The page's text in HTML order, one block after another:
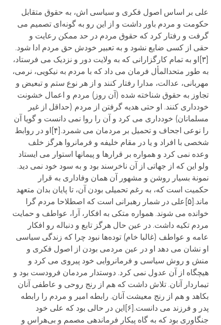
علی بر اساس اصول فکری و سیاسی اش، به حقوق متقابل
حکومت و مردم باور داشت و از این رو به گونه‌ای تصمیم می
گرفت و رفتار کرد که حقوق مردم در حد ممکن رعایت و
حقی از کسی ضایع نشود و به تعبیر خودش حق مردم ادا شود.
[۳]او به تمام کارگزارانی که به ولایت دور و نزدیک می فرستاد،
به طور متحدالمأل فرمان می داد که با مردم به نیکویی، نرمی،
مهربانی، عدالت، مدارا رفتار کنند و از هر نوع ستم و تبعیض و
تجاوز به حقوق شناخته شده (آن روز) مردم و اعمال خشونت
خودداری کنند. او حتی هدیه گرفتن از مردم (حداقل از غیر
مسلمانان) خودداری می کرد و آن را روا نمی دانست و گویا آن
را نوعی اجحاف و تحمیل بر مردمان می شمرد.[۴]او در روابط
شخصی با افراد و یا در مقام خلیفه و فرمانروا هرگز خلف
وعده نمی کرد و همواره بر قرارها و پیمانها استوار می ایستاد
ولو این که از جهاتی از آن ناخرسند بود و به سود خود نمی دید.
نمونة بسیار روشن و مشهور آن همان وفاداری به قرار
حکمیت است که، به رغم تحمیلی بودن آن، تا پایان بدان متعهد
ماند.[۵]علی در شمار رهبرانی است که اصطلاحا مردم گرا
خوانده می شوند. همواره متکی به افکار، آرا، عواطف و حمایت
مردم تکیه داشت. در عین حال هرگز تابع و دنباله رو افکار
عامه و عواطف (غالبا خام) توده‌ها نبود چرا که زندگی سیاسی
او نشان می دهد او در عین مردمی بودن از اصول فکری و
منش و روش سیاسی و فرمانروایی خود پیروی می کرد و
هیچگاه از آن عدول نمی کرد. دوستدار مردمان فرودست بود و
تیماردار آنان. تلاش داشت که هم از رنج روحی و عاطفی آنان
بکاهد و هم از رنج معیشت آنان. رابطه امیر و مردم را رابطه
پدر و فرزند می دانست.[۶]این در حالی بود که علی خود
جنگاوری بود که به گاه پیکار فرماندهی مصمم و بی‌هراس و